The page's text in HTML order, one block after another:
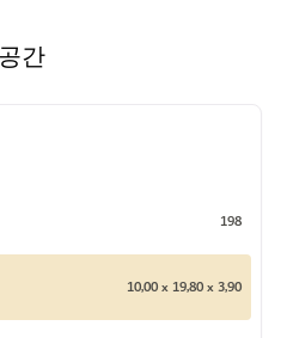
간
198
10,00 x 19,80 x 3,90